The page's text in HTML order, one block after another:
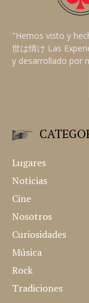
"Hemos visto y
世は情け Las
y desarrollado por
Lugares
Noticias
Cine
Nosotros
Curiosidades
Música
Rock
Tradiciones